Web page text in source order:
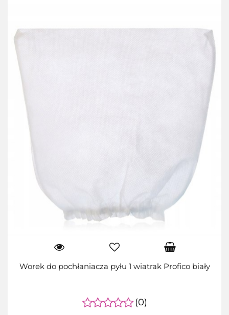
Worek do pochłaniacza pyłu 1 wiatrak Profico biały
(0)